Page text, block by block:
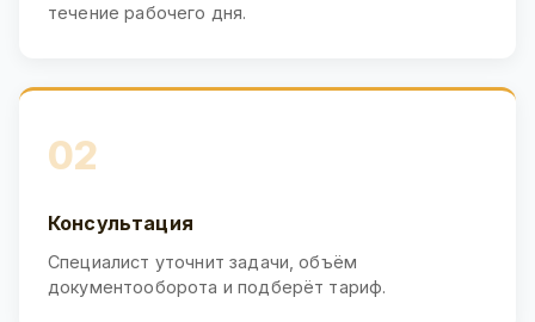
течение рабочего дня.
02
Консультация
Специалист уточнит задачи, объём
документооборота и подберёт тариф.